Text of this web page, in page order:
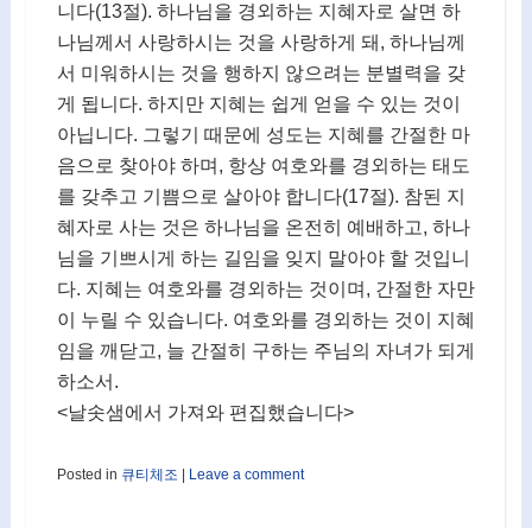
니다(13절). 하나님을 경외하는 지혜자로 살면 하
나님께서 사랑하시는 것을 사랑하게 돼, 하나님께
서 미워하시는 것을 행하지 않으려는 분별력을 갖
게 됩니다. 하지만 지혜는 쉽게 얻을 수 있는 것이
아닙니다. 그렇기 때문에 성도는 지혜를 간절한 마
음으로 찾아야 하며, 항상 여호와를 경외하는 태도
를 갖추고 기쁨으로 살아야 합니다(17절). 참된 지
혜자로 사는 것은 하나님을 온전히 예배하고, 하나
님을 기쁘시게 하는 길임을 잊지 말아야 할 것입니
다. 지혜는 여호와를 경외하는 것이며, 간절한 자만
이 누릴 수 있습니다. 여호와를 경외하는 것이 지혜
임을 깨닫고, 늘 간절히 구하는 주님의 자녀가 되게
하소서.
<날솟샘에서 가져와 편집했습니다>
Posted in 큐티체조 Leave a comment